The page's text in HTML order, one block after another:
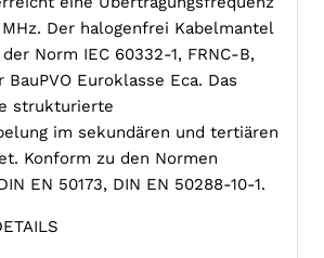
Der halogenfrei Kabelmantel
Norm IEC 60332-1, FRNC-B,
BauPVO Euroklasse Eca. Das
strukturierte
im sekundären und tertiären
Konform zu den Normen
EN 50173, DIN EN 50288-10-1.